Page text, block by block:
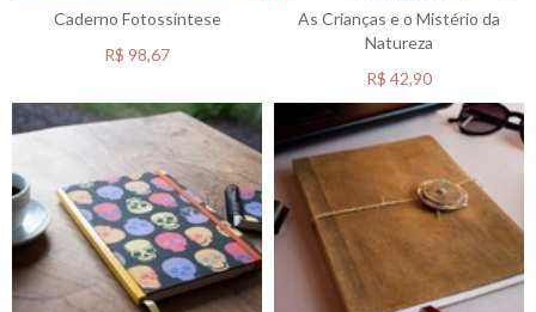
Caderno Fotossíntese
R$ 98,67
As Crianças e o Mistério da
Natureza
R$ 42,90